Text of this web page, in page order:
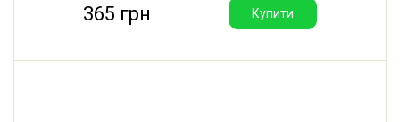
365 грн Купити